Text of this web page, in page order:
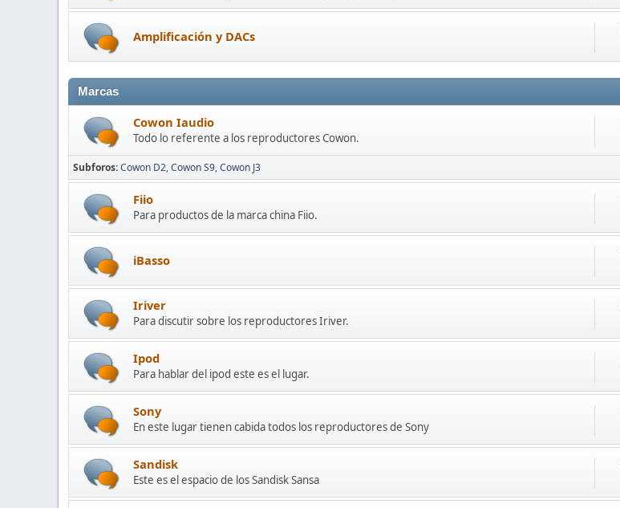
Amplificación y DACs
Marcas
Cowon Iaudio
Todo lo referente a los reproductores Cowon.
Subforos Cowon D2 Cowon S9 Cowon J3
Fiio
Para productos de la marca china Fiio.
iBasso
Iriver
Para discutir sobre los reproductores Iriver.
Ipod
Para hablar del ipod este es el lugar.
Sony
En este lugar tienen cabida todos los reproductores de Sony
Sandisk
Este es el espacio de los Sandisk Sansa